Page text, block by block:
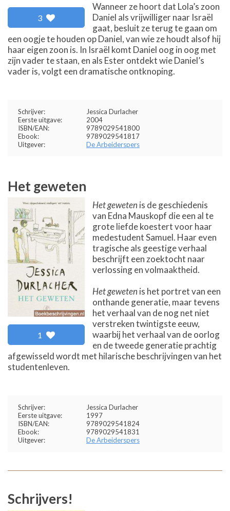
3
Wanneer ze hoort dat Lola’s zoon
Daniel als vrijwilliger naar Israël
gaat, besluit ze terug te gaan om
een oogje te houden op Daniel, van wie ze houdt alsof hij
haar eigen zoon is. In Israël komt Daniel oog in oog met
zijn vader te staan, en als Ester ontdekt wie Daniel’s
vader is, volgt een dramatische ontknoping.
Schrijver:
Jessica Durlacher
Eerste uitgave:
2004
ISBN/EAN:
9789029541800
Ebook:
9789029541817
Uitgever:
De Arbeiderspers
Het geweten
1
Het geweten is de geschiedenis
van Edna Mauskopf die een al te
grote liefde koestert voor haar
medestudent Samuel. Haar even
tragische als geestige verhaal
beschrijft een zoektocht naar
verlossing en volmaaktheid.
Het geweten is het portret van een
onthande generatie, maar tevens
het verhaal van de nog net niet
verstreken twintigste eeuw,
waarbij het verhaal van de oorlog
en de tweede generatie prachtig
afgewisseld wordt met hilarische beschrijvingen van het
studentenleven.
Schrijver:
Jessica Durlacher
Eerste uitgave:
1997
ISBN/EAN:
9789029541824
Ebook:
9789029541831
Uitgever:
De Arbeiderspers
Schrijvers!